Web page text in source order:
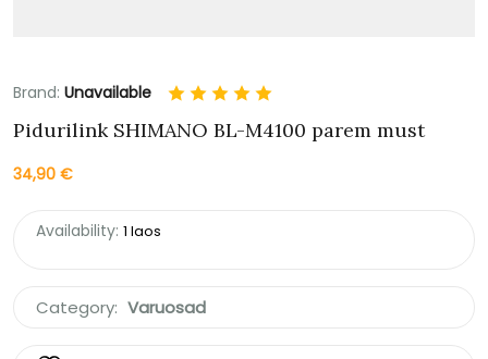
Brand: Unavailable
Pidurilink SHIMANO BL-M4100 parem must
34,90 €
Availability: 1 laos
Category: Varuosad